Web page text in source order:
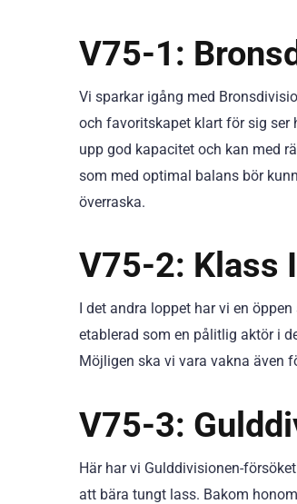
V75-1:
Vi sparkar igång med
och favoritskapet klart för sig ser
upp god kapacitet och kan med
som med optimal balans bör
överraska.
V75-2: Klass
I det andra loppet har vi en
etablerad som en pålitlig aktör i
Möjligen ska vi vara vakna även
V75-3:
Här har vi Gulddivisionen-
att bära tungt lass. Bakom